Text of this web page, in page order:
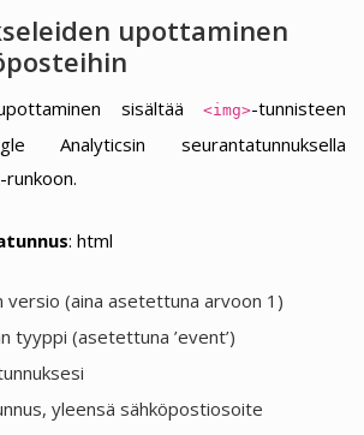
upottaminen
sisältää <img>-tunnisteen
Analyticsin seurantatunnuksella
: html
versio (aina asetettuna arvoon 1)
tyyppi (asetettuna ’event’)
yleensä sähköpostiosoite